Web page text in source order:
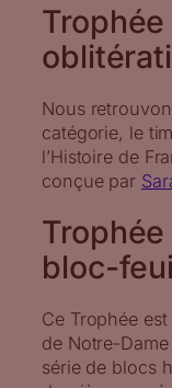
Nous
catégorie, le
l’Histoire de
conçue par
bloc-
Ce Trophée
de Notre-
série de blocs